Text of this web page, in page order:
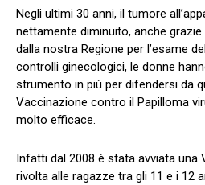
Negli ultimi 30 anni, il tumore
nettamente diminuito, anche
dalla nostra Regione per l’esame
controlli ginecologici, le donne
strumento in più per difendersi da
Vaccinazione contro il Papilloma
molto efficace.
Infatti dal 2008 è stata avviata una
rivolta alle ragazze tra gli 11 e i 12